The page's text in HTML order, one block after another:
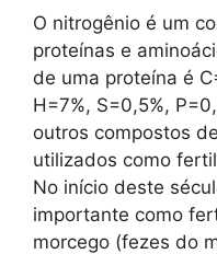
O nitrogênio é um
proteínas e
de uma proteína é
H=7%, S=0,5%,
outros compostos
utilizados como
No início deste
importante como
morcego (fezes do